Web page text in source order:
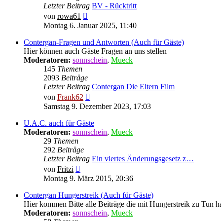
Letzter Beitrag BV - Rücktritt
von rowa61
Beitrag
Montag 6. Januar 2025, 11:40
Contergan-Fragen und Antworten (Auch für Gäste)
Hier können auch Gäste Fragen an uns stellen
Moderatoren: sonnschein, Mueck
145 Themen
2093 Beiträge
Letzter Beitrag Contergan Die Eltern Film
von Frank62
Beitrag
Samstag 9. Dezember 2023, 17:03
U.A.C. auch für Gäste
Moderatoren: sonnschein, Mueck
29 Themen
292 Beiträge
Letzter Beitrag Ein viertes Änderungsgesetz z…
von Fritzi
Beitrag
Montag 9. März 2015, 20:36
Contergan Hungerstreik (Auch für Gäste)
Hier kommen Bitte alle Beiträge die mit Hungerstreik zu Tun
Moderatoren: sonnschein, Mueck